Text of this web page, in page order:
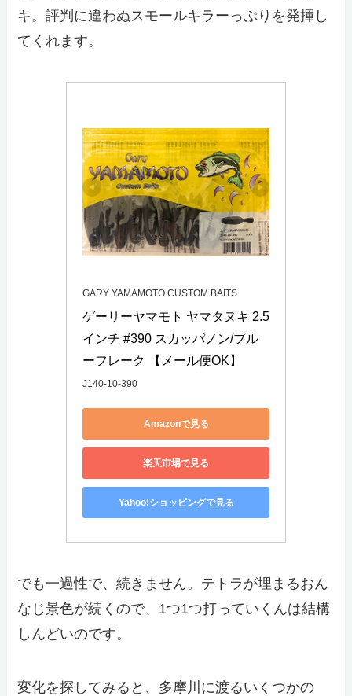
キ。評判に違わぬスモールキラーっぷりを発揮し
てくれます。
GARY YAMAMOTO CUSTOM BAITS
ゲーリーヤマモト ヤマタヌキ 2.5
インチ #390 スカッパノン/ブル
ーフレーク 【メール便OK】
J140-10-390
Amazonで見る
楽天市場で見る
Yahoo!ショッピングで見る
でも一過性で、続きません。テトラが埋まるおん
なじ景色が続くので、1つ1つ打っていくんは結構
しんどいのです。
変化を探してみると、多摩川に渡るいくつかの